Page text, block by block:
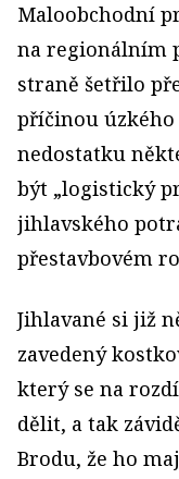
Maloobchodní
na regionálním
straně šetřilo
příčinou
nedostatku
být „logistický
jihlavského
přestavbovém
Jihlavané si již
zavedený
který se na
dělit, a tak
Brodu, že ho